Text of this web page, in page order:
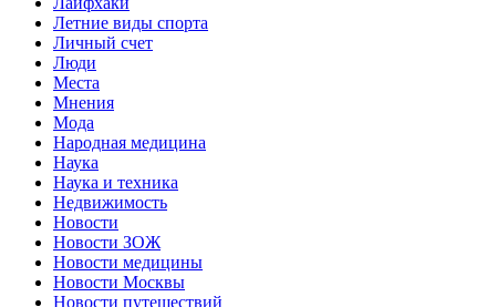
Летние виды спорта
Личный счет
Люди
Места
Мнения
Мода
Народная медицина
Наука
Наука и техника
Недвижимость
Новости
Новости ЗОЖ
Новости медицины
Новости Москвы
Новости путешествий